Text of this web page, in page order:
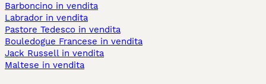
Barboncino in vendita
Labrador in vendita
Pastore Tedesco in vendita
Bouledogue Francese in vendita
Jack Russell in vendita
Maltese in vendita